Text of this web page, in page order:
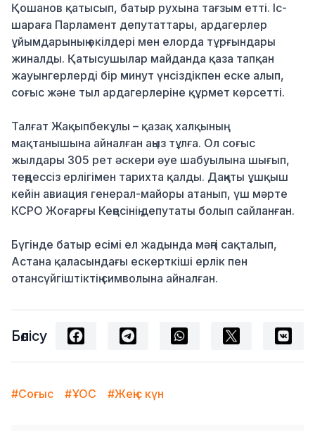
Қошанов қатысып, батыр рухына тағзым етті. Іс-
шараға Парламент депутаттары, ардагерлер
ұйымдарының өкілдері мен елорда тұрғындары
жиналды. Қатысушылар майданда қаза тапқан
жауынгерлерді бір минут үнсіздікпен еске алып,
соғыс және тыл ардагерлеріне құрмет көрсетті.
Талғат Жақыпбекұлы – қазақ халқының
мақтанышына айналған аңыз тұлға. Ол соғыс
жылдары 305 рет әскери әуе шабуылына шығып,
теңдессіз ерлігімен тарихта қалды. Даңқты ұшқыш
кейін авиация генерал-майоры атанып, үш мәрте
КСРО Жоғарғы Кеңесінің депутаты болып сайланған.
Бүгінде батыр есімі ел жадында мәңгі сақталып,
Астана қаласындағы ескерткіші ерлік пен
отансүйгіштіктің символына айналған.
Бөлісу
#Соғыс #ҰОС #Жеңіс күн